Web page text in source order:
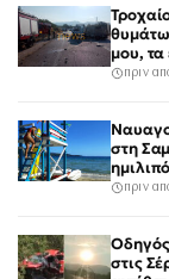
μου,
πριν
στη
πριν
στις